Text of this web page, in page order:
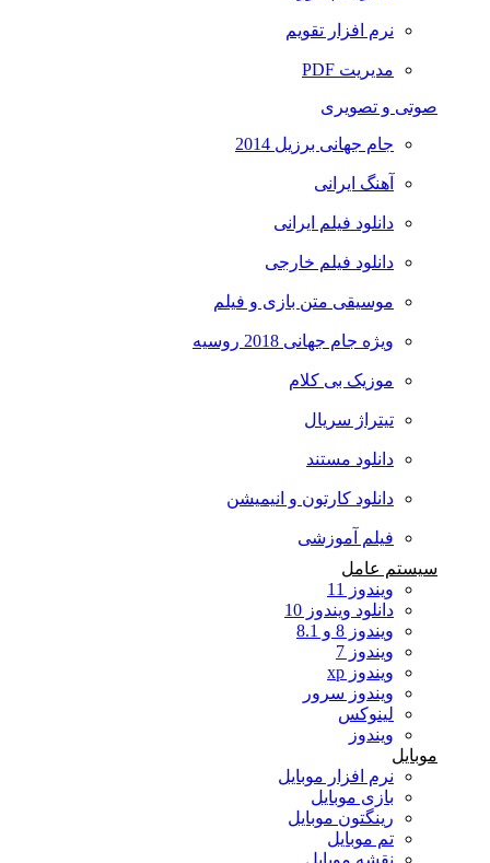
نرم افزار تقویم
مدیریت PDF
صوتی و تصویری
جام جهانی برزیل 2014
آهنگ ایرانی
دانلود فیلم ایرانی
دانلود فیلم خارجی
موسیقی متن بازی و فیلم
ویژه جام جهانی 2018 روسیه
موزیک بی کلام
تیتراژ سریال
دانلود مستند
دانلود کارتون و انیمیشن
فیلم آموزشی
سیستم عامل
ویندوز 11
دانلود ویندوز 10
ویندوز 8 و 8.1
ویندوز 7
ویندوز xp
ویندوز سرور
لینوکس
ویندوز
موبایل
نرم افزار موبایل
بازی موبایل
رینگتون موبایل
تم موبایل
نقشه موبایل